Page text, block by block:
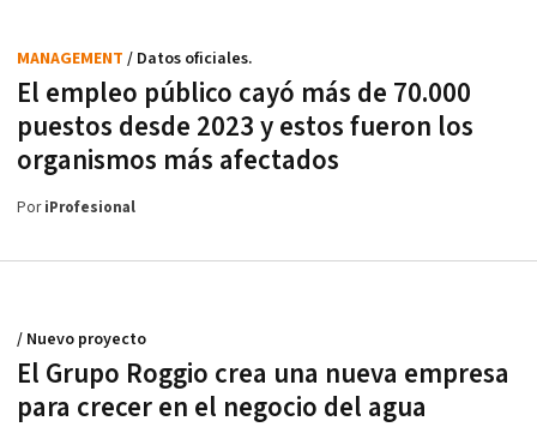
El empleo público cayó más de 70.000
puestos desde 2023 y estos fueron los
organismos más afectados
MANAGEMENT / Datos oficiales.
PoriProfesional
El Grupo Roggio crea una nueva empresa
para crecer en el negocio del agua
/ Nuevo proyecto